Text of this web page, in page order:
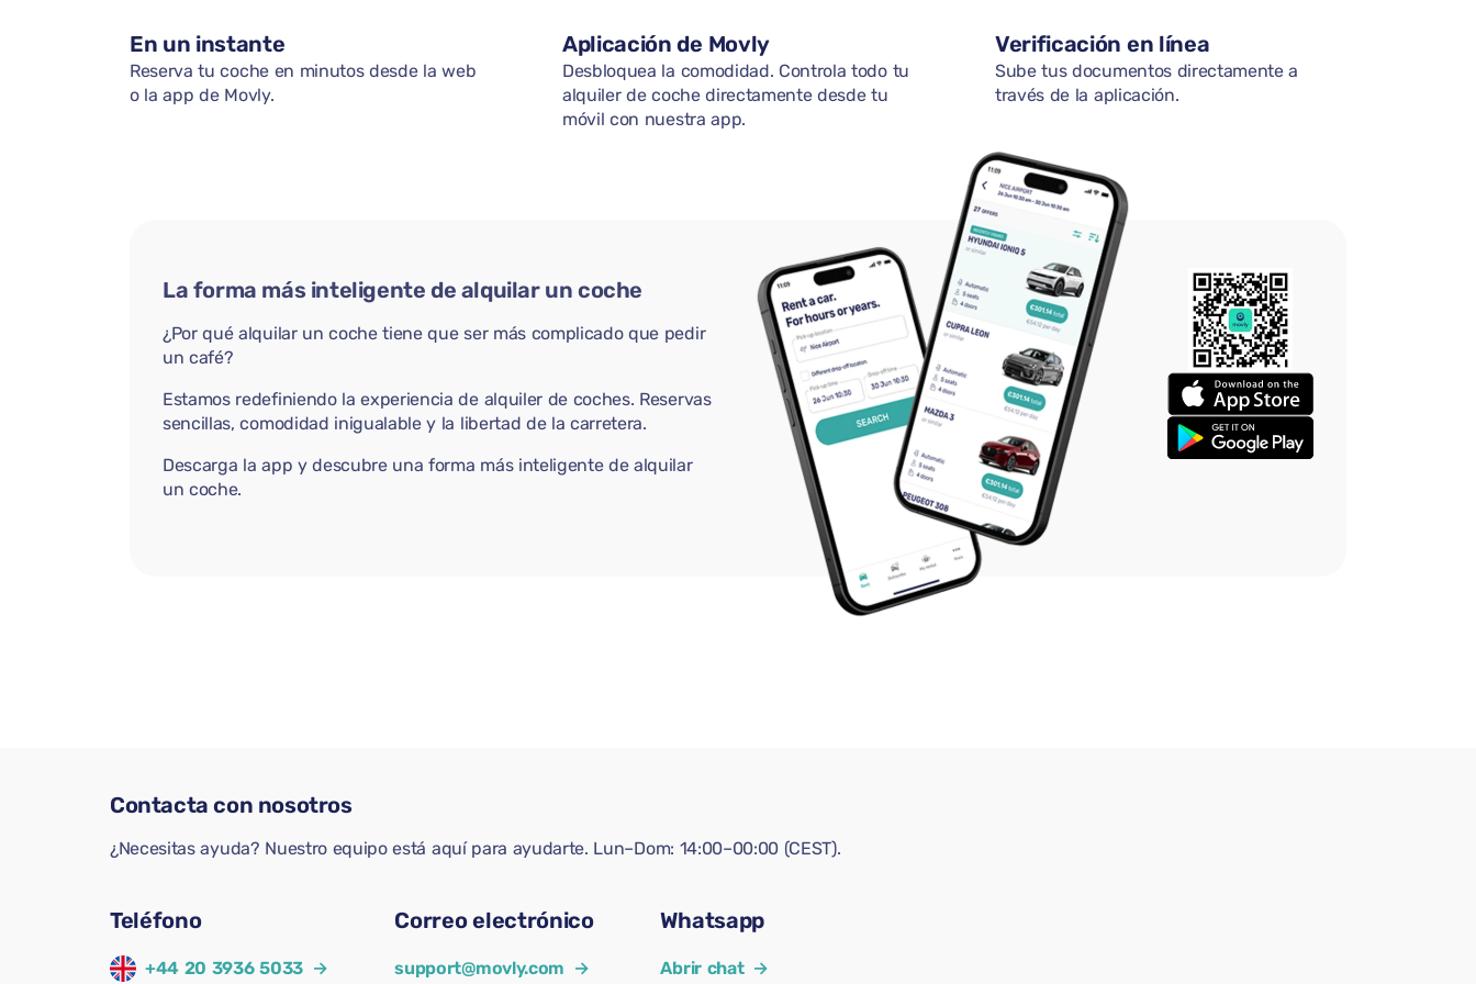
En un instante
Reserva tu coche en minutos desde la web
o la app de Movly.
Aplicación de Movly
Desbloquea la comodidad. Controla todo tu
alquiler de coche directamente desde tu
móvil con nuestra app.
Verificación en línea
Sube tus documentos directamente a
través de la aplicación.
La forma más inteligente de alquilar un coche
¿Por qué alquilar un coche tiene que ser más complicado que pedir
un café?
Estamos redefiniendo la experiencia de alquiler de coches. Reservas
sencillas, comodidad inigualable y la libertad de la carretera.
Descarga la app y descubre una forma más inteligente de alquilar
un coche.
Contacta con nosotros
¿Necesitas ayuda? Nuestro equipo está aquí para ayudarte. Lun–Dom: 14:00–00:00 (CEST).
Teléfono
+44 20 3936 5033 →
Correo electrónico
support@movly.com →
Whatsapp
Abrir chat →